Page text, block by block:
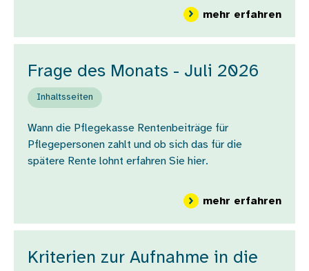
mehr erfahrenüber
Frage des Monats - Juli 2026
Inhaltsseiten
Wann die Pflegekasse Rentenbeiträge für
Pflegepersonen zahlt und ob sich das für die
spätere Rente lohnt erfahren Sie hier.
mehr erfahrenüber
Kriterien zur Aufnahme in die